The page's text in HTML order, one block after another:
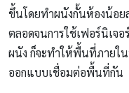
ขึ้นโดยทำผนังกั้นห้องน้อ
ตลอดจนการใช้เฟอร์นิเจ
ผนัง ก็จะทำให้พื้นที่ภายใน
ออกแบบเชื่อมต่อพื้นที่กัน